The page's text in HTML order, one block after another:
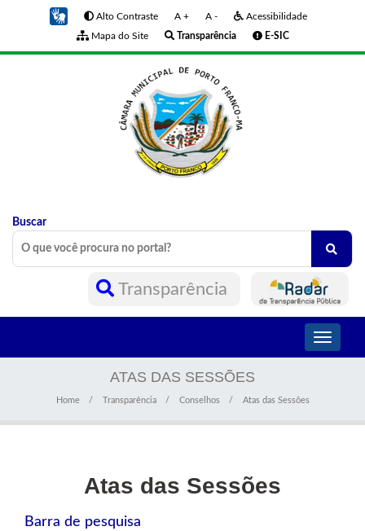
Alto Contraste A + A -
Acessibilidade
Mapa do Site
Transparência E-SIC
Buscar
Transparência
Toggle
ATAS DAS SESSÕES
Home Transparência Conselhos Atas das Sessões
Atas das Sessões
Barra de pesquisa